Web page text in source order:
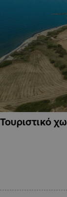
Τουριστικό